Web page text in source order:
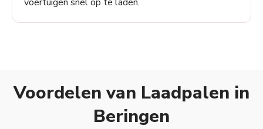
Voordelen van Laadpalen in
Beringen